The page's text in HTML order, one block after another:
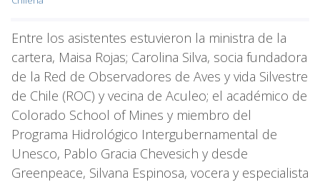
Entre los asistentes estuvieron la ministra de la
cartera, Maisa Rojas; Carolina Silva, socia fundadora
de la Red de Observadores de Aves y vida Silvestre
de Chile (ROC) y vecina de Aculeo; el académico de
Colorado School of Mines y miembro del
Programa Hidrológico Intergubernamental de
Unesco, Pablo Gracia Chevesich y desde
Greenpeace, Silvana Espinosa, vocera y especialista